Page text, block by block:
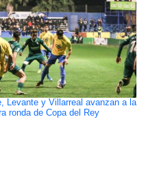
Levante y Villarreal avanzan a la
ronda de Copa del Rey